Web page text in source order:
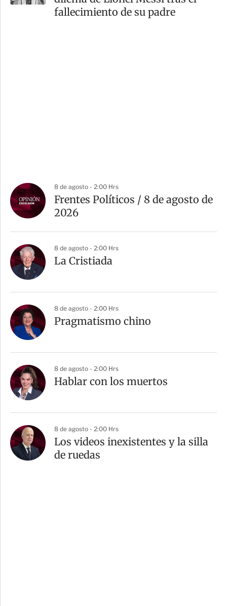
fallecimiento de su padre
8 de agosto - 2:00 Hrs
Frentes Políticos / 8 de agosto de
2026
8 de agosto - 2:00 Hrs
La Cristiada
8 de agosto - 2:00 Hrs
Pragmatismo chino
8 de agosto - 2:00 Hrs
Hablar con los muertos
8 de agosto - 2:00 Hrs
Los videos inexistentes y la silla
de ruedas